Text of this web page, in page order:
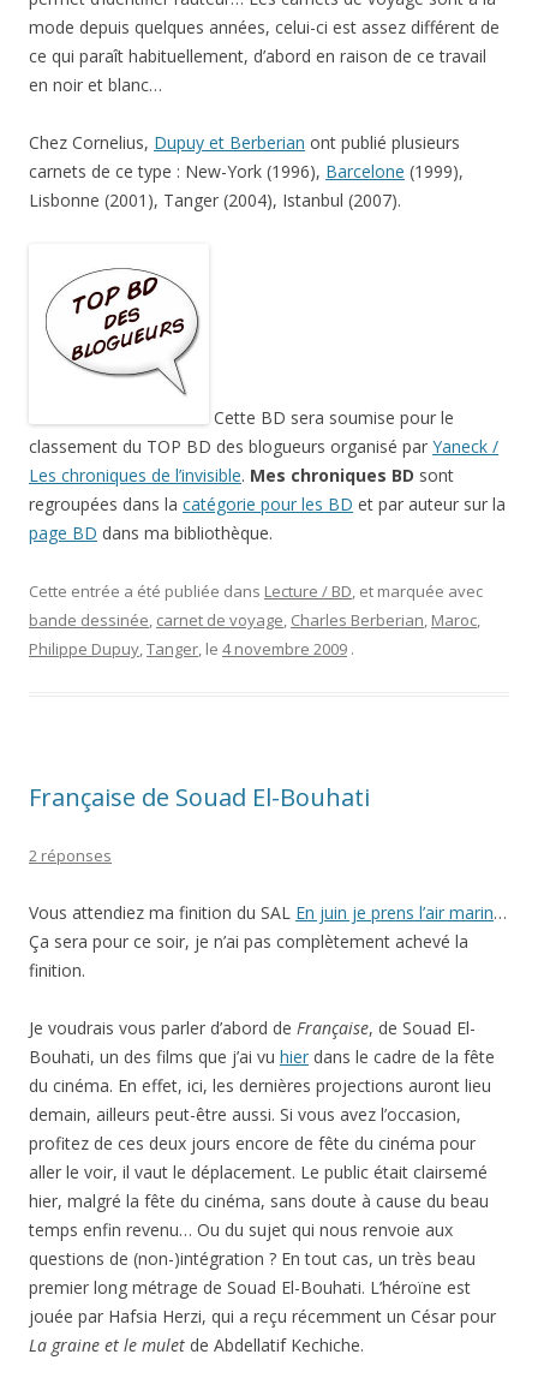
mode depuis quelques années, celui-ci est assez différent de
ce qui paraît habituellement, d’abord en raison de ce travail
en noir et blanc…
Chez Cornelius, Dupuy et Berberian ont publié plusieurs
carnets de ce type : New-York (1996), Barcelone (1999),
Lisbonne (2001), Tanger (2004), Istanbul (2007).
Cette BD sera soumise pour le
classement du TOP BD des blogueurs organisé par Yaneck /
Les chroniques de l’invisible. Mes chroniques BD sont
regroupées dans la catégorie pour les BD et par auteur sur la
page BD dans ma bibliothèque.
Cette entrée a été publiée dans Lecture / BD, et marquée avec
bande dessinée, carnet de voyage, Charles Berberian, Maroc,
Philippe Dupuy,Tanger, le 4 novembre 2009 .
Française de Souad El-Bouhati
2 réponses
Vous attendiez ma finition du SAL En juin je prens l’air marin…
Ça sera pour ce soir, je n’ai pas complètement achevé la
finition.
Je voudrais vous parler d’abord de Française, de Souad El-
Bouhati, un des films que j’ai vu hier dans le cadre de la fête
du cinéma. En effet, ici, les dernières projections auront lieu
demain, ailleurs peut-être aussi. Si vous avez l’occasion,
profitez de ces deux jours encore de fête du cinéma pour
aller le voir, il vaut le déplacement. Le public était clairsemé
hier, malgré la fête du cinéma, sans doute à cause du beau
temps enfin revenu… Ou du sujet qui nous renvoie aux
questions de (non-)intégration ? En tout cas, un très beau
premier long métrage de Souad El-Bouhati. L’héroïne est
jouée par Hafsia Herzi, qui a reçu récemment un César pour
La graine et le mulet de Abdellatif Kechiche.